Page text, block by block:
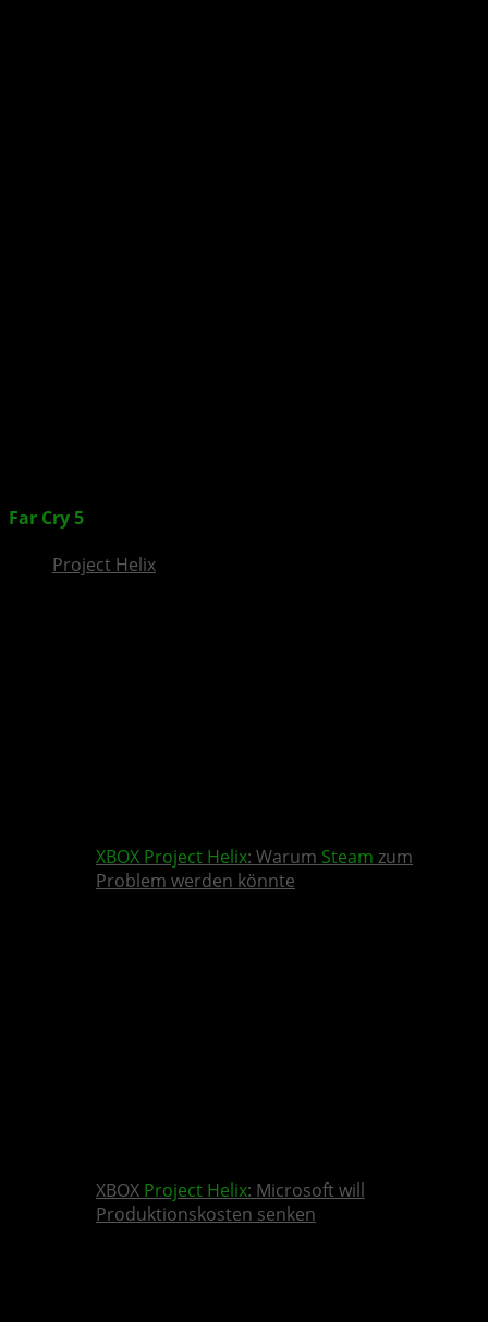
Far Cry 5
Project Helix
XBOX Project Helix: Warum Steam zum
Problem werden könnte
XBOX Project Helix: Microsoft will
Produktionskosten senken